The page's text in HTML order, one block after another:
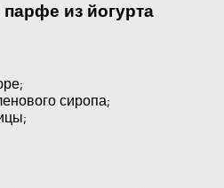
из йогурта
сиропа;